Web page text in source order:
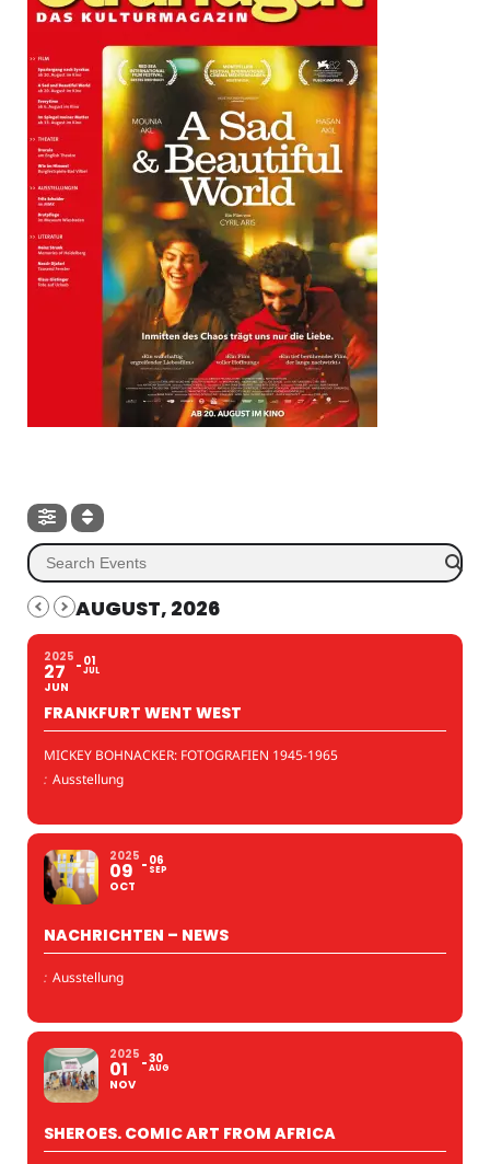
AUGUST, 2026
2025
27
JUN
01
JUL
FRANKFURT WENT WEST
MICKEY BOHNACKER: FOTOGRAFIEN 1945-1965
: Ausstellung
2025
09
OCT
06
SEP
NACHRICHTEN – NEWS
: Ausstellung
2025
01
NOV
30
AUG
SHEROES. COMIC ART FROM AFRICA